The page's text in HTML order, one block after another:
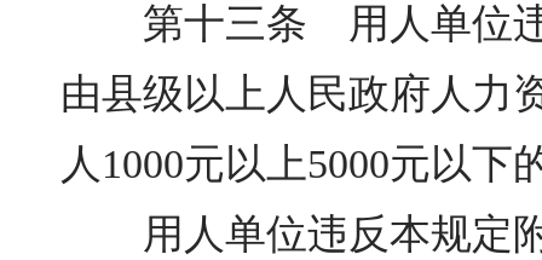
第十三条 用人单位违
由县级以上人民政府人力
人1000元以上5000元以
用人单位违反本规定附